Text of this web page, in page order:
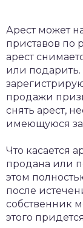
Арест может
приставов по
арест
или подарить.
продажи
снять арест,
имеющуюся
Что касается
продана или
этом
после
собственник
этого